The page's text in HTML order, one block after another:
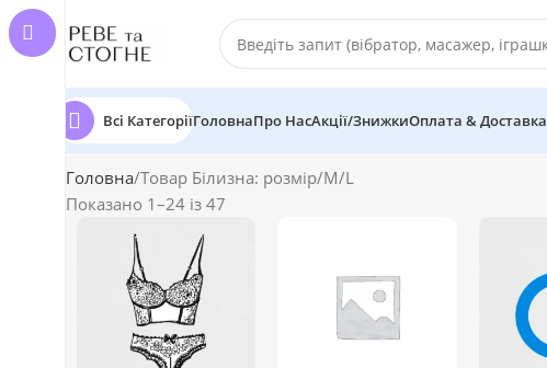
Всі КатегоріїГоловнаПро НасАкції/ЗнижкиОплата & Доставка
Головна Товар Білизна: розмір M/L
Показано 1–24 із 47